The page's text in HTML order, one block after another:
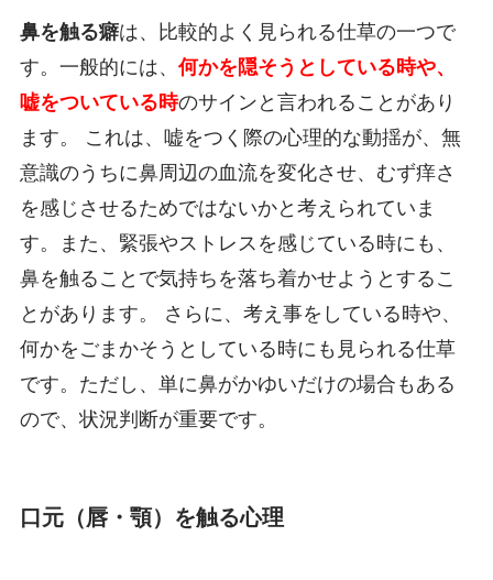
鼻を触る癖は、比較的よく見られる仕草の一つで
す。一般的には、 何かを隠そうとしている時や、
嘘をついている時のサインと言われることがあり
ます。 これは、嘘をつく際の心理的な動揺が、無
意識のうちに鼻周辺の血流を変化させ、むず痒さ
を感じさせるためではないかと考えられていま
す。また、緊張やストレスを感じている時にも、
鼻を触ることで気持ちを落ち着かせようとするこ
とがあります。 さらに、考え事をしている時や、
何かをごまかそうとしている時にも見られる仕草
です。ただし、単に鼻がかゆいだけの場合もある
ので、状況判断が重要です。
口元（唇・顎）を触る心理